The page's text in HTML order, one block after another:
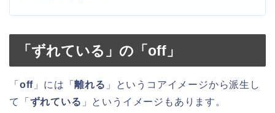
「ずれている」の「off 」
「 off 」には「離れる 」というコアイメージから派生し
て「 ずれている 」というイメージもあります。